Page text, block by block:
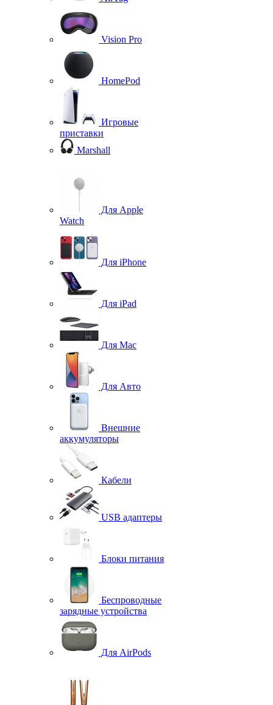
Vision Pro
HomePod
Игровые
приставки
Marshall
Для Apple
Watch
Для iPhone
Для iPad
Для Mac
Для Авто
Внешние
аккумуляторы
Кабели
USB адаптеры
Блоки питания
Беспроводные
зарядные устройства
Для AirPods